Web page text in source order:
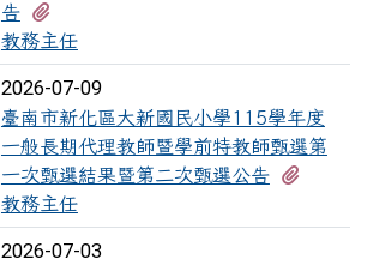
告
教務主任
2026-07-09
臺南市新化區大新國民小學115學年度
一般長期代理教師暨學前特教師甄選第
一次甄選結果暨第二次甄選公告
教務主任
2026-07-03